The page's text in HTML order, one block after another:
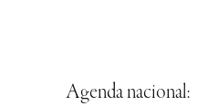
Agenda nacional: